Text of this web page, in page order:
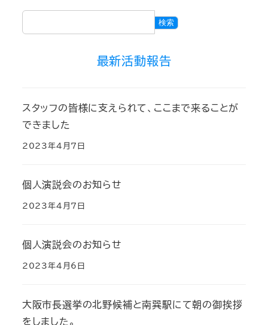
索
検索
最新活動報告
スタッフの皆様に支えられて、ここまで来ることが
できました
2023年4月7日
個人演説会のお知らせ
2023年4月7日
個人演説会のお知らせ
2023年4月6日
大阪市長選挙の北野候補と南巽駅にて朝の御挨拶
をしました。